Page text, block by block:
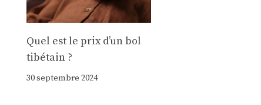
Quel est le prix d’un bol
tibétain ?
30 septembre 2024